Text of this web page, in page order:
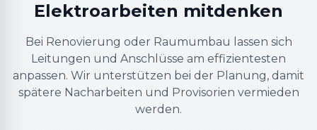
Elektroarbeiten mitdenken
Bei Renovierung oder Raumumbau lassen sich
Leitungen und Anschlüsse am effizientesten
anpassen. Wir unterstützen bei der Planung, damit
spätere Nacharbeiten und Provisorien vermieden
werden.